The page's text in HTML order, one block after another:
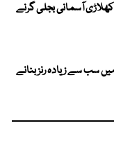
آسمانی بجلی گرنے
سب سے زیادہ رنز بنانے